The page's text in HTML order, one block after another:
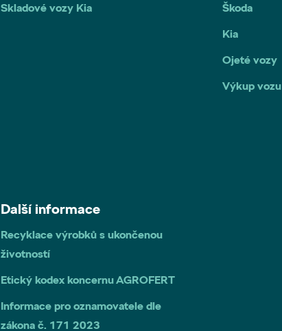
Skladové vozy Kia
Škoda
Kia
Ojeté vozy
Výkup vozu
Další informace
Recyklace výrobků s ukončenou
životností
Etický kodex koncernu AGROFERT
Informace pro oznamovatele dle
zákona č. 171 2023